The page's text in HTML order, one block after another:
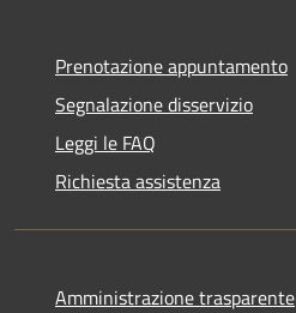
Prenotazione appuntamento
Segnalazione disservizio
Leggi le FAQ
Richiesta assistenza
Amministrazione trasparente